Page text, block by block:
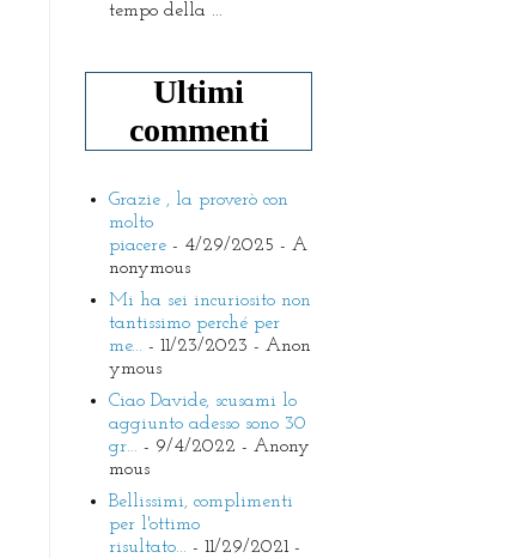
tempo della ...
Ultimi
commenti
Grazie , la proverò con
molto
piacere - 4/29/2025 - A
nonymous
Mi ha sei incuriosito non
tantissimo perché per
me... - 11/23/2023 - Anon
ymous
Ciao Davide, scusami lo
aggiunto adesso sono 30
gr... - 9/4/2022 - Anony
mous
Bellissimi, complimenti
per l'ottimo
risultato... - 11/29/2021-